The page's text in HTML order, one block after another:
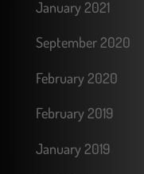
January 2021
September 2020
February 2020
February 2019
January 2019